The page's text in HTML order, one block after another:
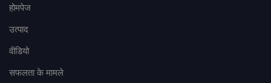
होमपेज
उत्पाद
वीडियो
सफलता के मामले